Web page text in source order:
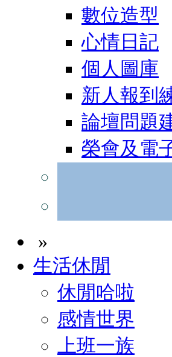
數位造型
心情日記
個人圖庫
新人報到
論壇問題
榮會及電
»
生活休閒
休閒哈啦
感情世界
上班一族